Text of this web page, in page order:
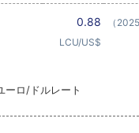
0.88
LCU/US$
（
ーロ/ドルレート